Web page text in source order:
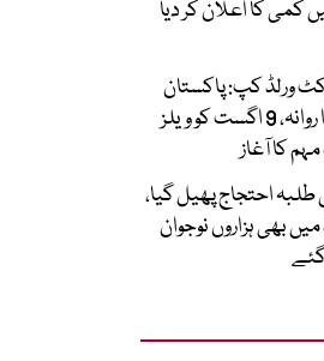
کمی کا اعلان کر دیا
60 کرکٹ ورلڈ کپ: پاکستان
ٹیم کینیڈا روانہ، 9 اگست کو ویلز
کا آغاز
احتجاج پھیل گیا،
بھی ہزاروں نوجوان